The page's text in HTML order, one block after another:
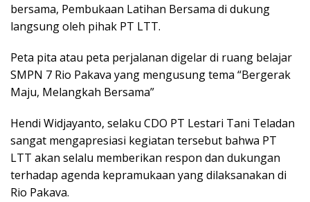
bersama, Pembukaan Latihan Bersama di dukung
langsung oleh pihak PT LTT.
Peta pita atau peta perjalanan digelar di ruang belajar
SMPN 7 Rio Pakava yang mengusung tema “Bergerak
Maju, Melangkah Bersama”
Hendi Widjayanto, selaku CDO PT Lestari Tani Teladan
sangat mengapresiasi kegiatan tersebut bahwa PT
LTT akan selalu memberikan respon dan dukungan
terhadap agenda kepramukaan yang dilaksanakan di
Rio Pakava.